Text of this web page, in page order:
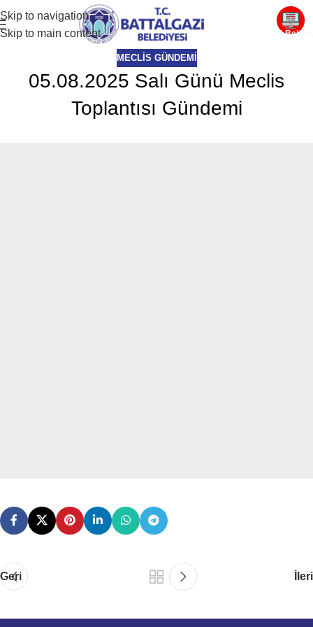
Skip to navigation
Skip to main content
E-
MECLIS GÜNDEMI
05.08.2025 Salı Günü Meclis
Toplantısı Gündemi
Geri İleri